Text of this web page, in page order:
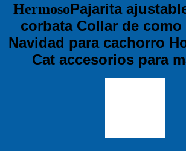
HermosoPajarita
corbata Collar de como
Navidad para cachorro
Cat accesorios para